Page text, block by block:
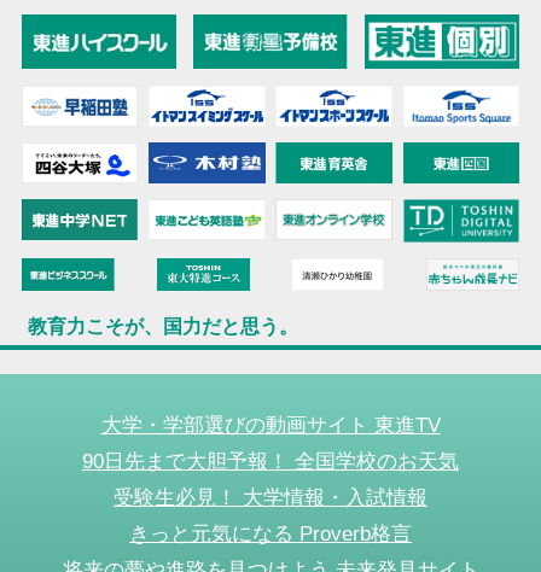
教育力こそが、国力だと思う。
大学・学部選びの動画サイト 東進TV
90日先まで大胆予報！ 全国学校のお天気
受験生必見！ 大学情報・入試情報
きっと元気になる Proverb格言